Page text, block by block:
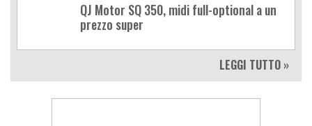
QJ Motor SQ 350, midi full-optional a un
prezzo super
LEGGI TUTTO »